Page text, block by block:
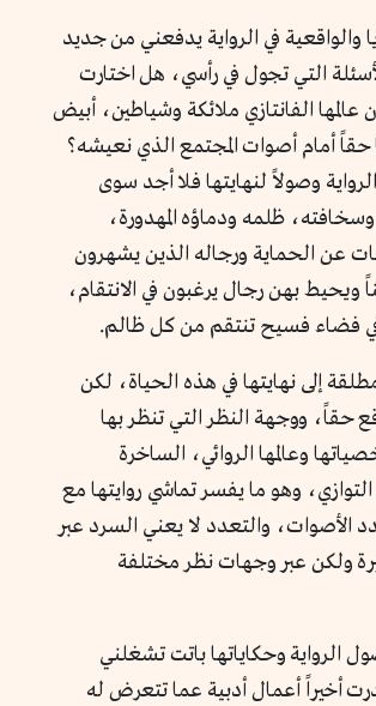
والواقعية في الرواية يدفعني من جديد
التي تجول في رأسي، هل اختارت
عالمها الفانتازي ملائكة وشياطين، أبيض
حقاً أمام أصوات المجتمع الذي نعيشه؟
وصولاً لنهايتها فلا أجد سوى
ظلمه ودماؤه المهدورة،
عن الحماية ورجاله الذين يشهرون
ويحيط بهن رجال يرغبون في الانتقام،
فضاء فسيح تنتقم من كل ظالم.
إلى نهايتها في هذه الحياة، لكن
حقاً، ووجهة النظر التي تنظر بها
وعالمها الروائي، الساخرة
وهو ما يفسر تماشي روايتها مع
الأصوات، والتعدد لا يعني السرد عبر
ولكن عبر وجهات نظر مختلفة
الرواية وحكاياتها باتت تشغلني
أخيراً أعمال أدبية عما تتعرض له